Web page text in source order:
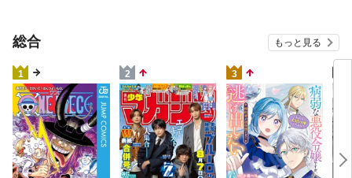
総合 もっと見る
1 2 3